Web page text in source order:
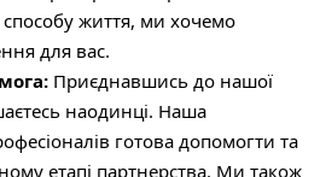
способу життя, ми хочемо
для вас.
Приєднавшись до нашої
наодинці. Наша
готова допомогти та
етапі партнерства. Ми також